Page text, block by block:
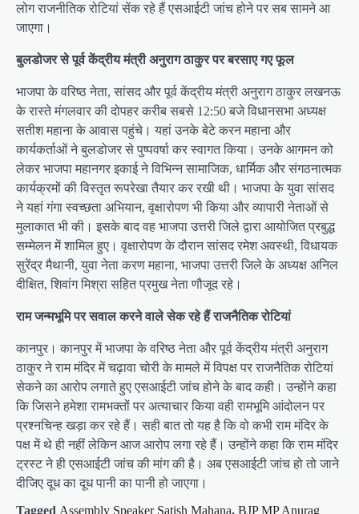
लोग राजनीतिक रोटियां सेंक रहे हैं एसआईटी जांच होने पर सब सामने आ
जाएगा।
बुलडोजर से पूर्व केंद्रीय मंत्री अनुराग ठाकुर पर बरसाए गए फूल
भाजपा के वरिष्ठ नेता, सांसद और पूर्व केंद्रीय मंत्री अनुराग ठाकुर लखनऊ
के रास्ते मंगलवार की दोपहर करीब सबसे 12:50 बजे विधानसभा अध्यक्ष
सतीश महाना के आवास पहुंचे। यहां उनके बेटे करन महाना और
कार्यकर्ताओं ने बुलडोजर से पुष्पवर्षा कर स्वागत किया। उनके आगमन को
लेकर भाजपा महानगर इकाई ने विभिन्न सामाजिक, धार्मिक और संगठनात्मक
कार्यक्रमों की विस्तृत रूपरेखा तैयार कर रखी थी। भाजपा के युवा सांसद
ने यहां गंगा स्वच्छता अभियान, वृक्षारोपण भी किया और व्यापारी नेताओं से
मुलाकात भी की। इसके बाद वह भाजपा उत्तरी जिले द्वारा आयोजित प्रबुद्ध
सम्मेलन में शामिल हुए। वृक्षारोपण के दौरान सांसद रमेश अवस्थी, विधायक
सुरेंद्र मैथानी, युवा नेता करण महाना, भाजपा उत्तरी जिले के अध्यक्ष अनिल
दीक्षित, शिवांग मिश्रा सहित प्रमुख नेता णौजूद रहे।
राम जन्मभूमि पर सवाल करने वाले सेक रहे हैं राजनैतिक रोटियां
कानपुर। कानपुर में भाजपा के वरिष्ठ नेता और पूर्व केंद्रीय मंत्री अनुराग
ठाकुर ने राम मंदिर में चढ़ावा चोरी के मामले में विपक्ष पर राजनैतिक रोटियां
सेकने का आरोप लगाते हुए एसआईटी जांच होने के बाद कही। उन्होंने कहा
कि जिसने हमेशा रामभक्तों पर अत्याचार किया वही रामभूमि आंदोलन पर
प्रश्नचिन्ह खड़ा कर रहे हैं। सही बात तो यह है कि वो कभी राम मंदिर के
पक्ष में थे ही नहीं लेकिन आज आरोप लगा रहे हैं। उन्होंने कहा कि राम मंदिर
ट्रस्ट ने ही एसआईटी जांच की मांग की है। अब एसआईटी जांच हो तो जाने
दीजिए दूध का दूध पानी का पानी हो जाएगा।
Tagged Assembly Speaker Satish Mahana, BJP MP Anurag